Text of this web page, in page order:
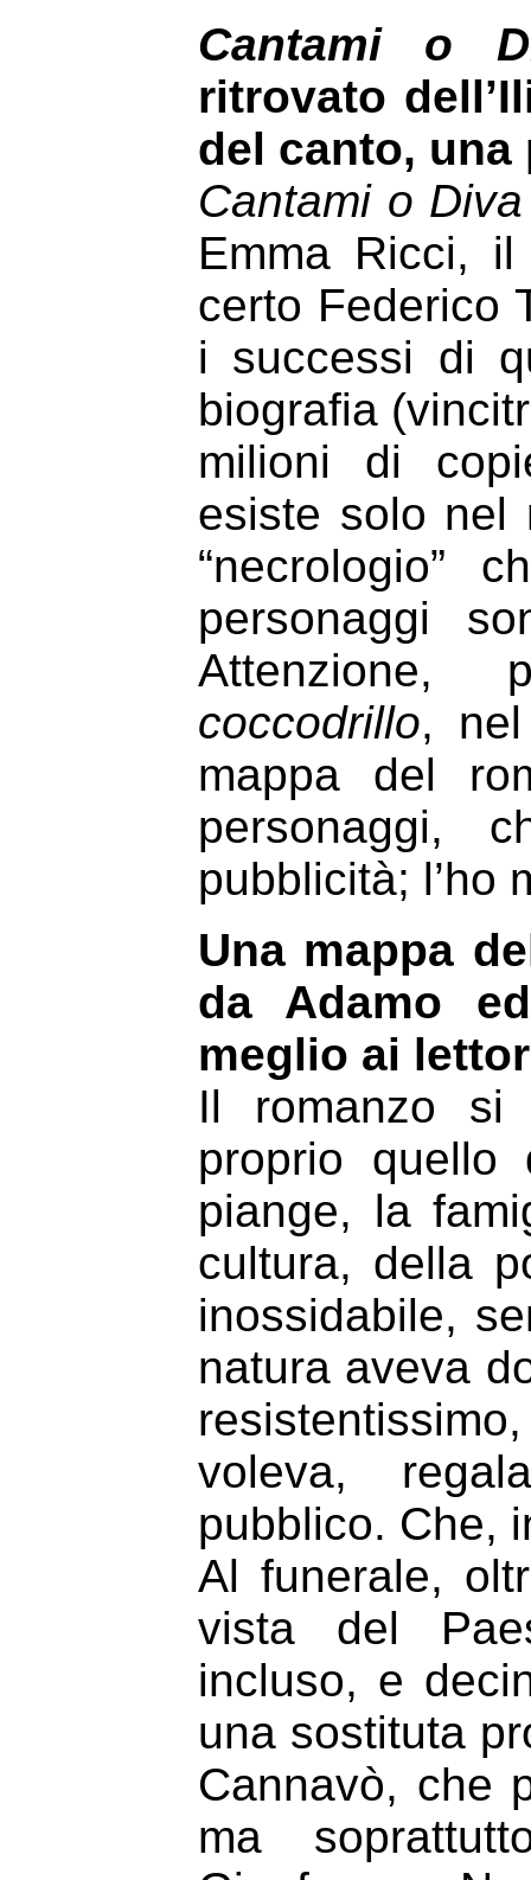
Cantami o
ritrovato
del canto, una
Cantami o Diva
Emma Ricci,
certo Federico
i successi di
biografia
milioni di
esiste solo nel
“necrologio”
personaggi
Attenzione,
coccodrillo,
mappa del
personaggi,
pubblicità; l’ho
Una mappa
da Adamo
meglio ai
Il romanzo si
proprio
piange, la
cultura, della
inossidabile,
natura aveva
voleva,
pubblico. Che,
Al funerale,
vista del
incluso, e
una sostituta
Cannavò, che
ma